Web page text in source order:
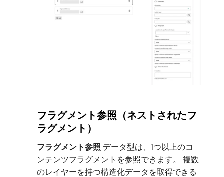
フラグメント参照（ネストされたフ
ラグメント）
フラグメント参照 データ型は、1つ以上のコ
ンテンツフラグメントを参照できます。 複数
のレイヤーを持つ構造化データを取得できる